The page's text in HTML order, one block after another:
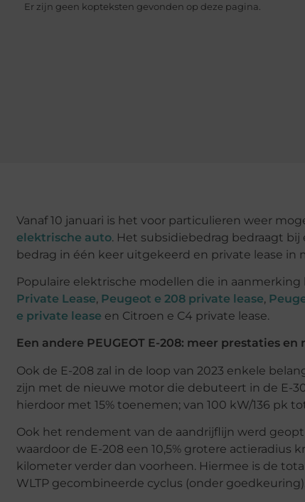
Er zijn geen kopteksten gevonden op deze pagina.
Vanaf 10 januari is het voor particulieren weer
elektrische auto. Het subsidiebedrag bedraagt
bedrag in één keer uitgekeerd en private lease in
Populaire elektrische modellen die in
Private Lease, Peugeot e 208 private lease,
e private lease en Citroen e C4 private lease.
Een andere PEUGEOT E-208: meer prestaties
Ook de E-208 zal in de loop van 2023 enkele
zijn met de nieuwe motor die debuteert in de E-
hierdoor met 15% toenemen; van 100 kW/136 pk tot
Ook het rendement van de aandrijflijn werd
waardoor de E-208 een 10,5% grotere
kilometer verder dan voorheen. Hiermee is de
WLTP gecombineerde cyclus (onder goedkeuring).